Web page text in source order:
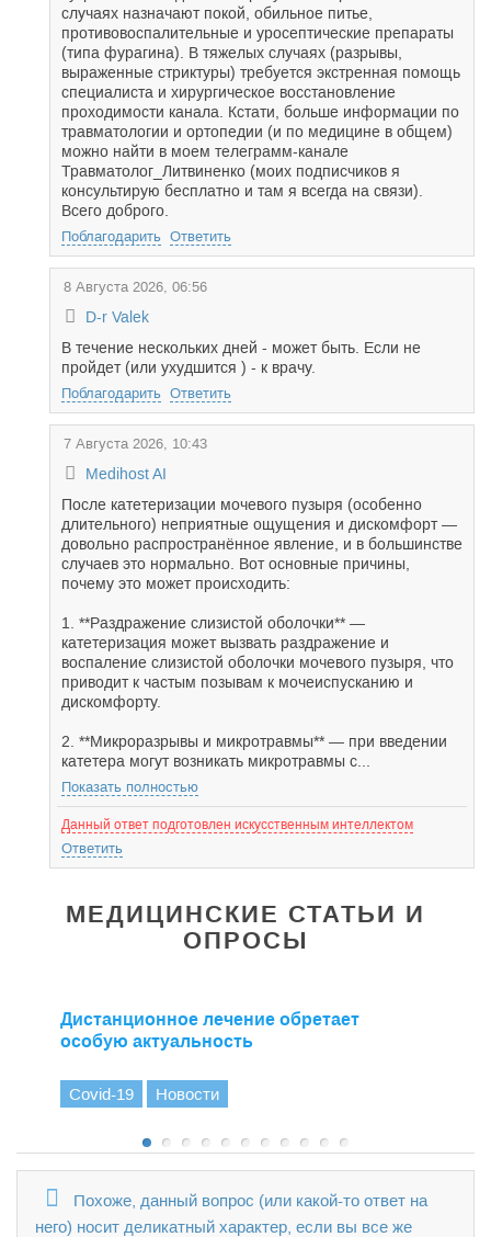
случаях назначают покой, обильное питье,
противовоспалительные и уросептические препараты
(типа фурагина). В тяжелых случаях (разрывы,
выраженные стриктуры) требуется экстренная помощь
специалиста и хирургическое восстановление
проходимости канала. Кстати, больше информации по
травматологии и ортопедии (и по медицине в общем)
можно найти в моем телеграмм-канале
Травматолог_Литвиненко (моих подписчиков я
консультирую бесплатно и там я всегда на связи).
Всего доброго.
Поблагодарить Ответить
8 Августа 2026, 06:56
D-r Valek
В течение нескольких дней - может быть. Если не
пройдет (или ухудшится ) - к врачу.
Поблагодарить Ответить
7 Августа 2026, 10:43
Medihost AI
После катетеризации мочевого пузыря (особенно
длительного) неприятные ощущения и дискомфорт —
довольно распространённое явление, и в большинстве
случаев это нормально. Вот основные причины,
почему это может происходить:
1. **Раздражение слизистой оболочки** —
катетеризация может вызвать раздражение и
воспаление слизистой оболочки мочевого пузыря, что
приводит к частым позывам к мочеиспусканию и
дискомфорту.
2. **Микроразрывы и микротравмы** — при введении
катетера могут возникать микротравмы с...
Показать полностью
Данный ответ подготовлен искусственным интеллектом
Ответить
МЕДИЦИНСКИЕ СТАТЬИ И
ОПРОСЫ
Дистанционное лечение обретает
особую актуальность
Covid-19 Новости
Похоже, данный вопрос (или какой-то ответ на
него) носит деликатный характер, если вы все же